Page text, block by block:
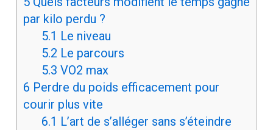
par kilo perdu ?
5.1 Le niveau
5.2 Le parcours
5.3 VO2 max
6 Perdre du poids efficacement pour
courir plus vite
6.1 L’art de s’alléger sans s’éteindre